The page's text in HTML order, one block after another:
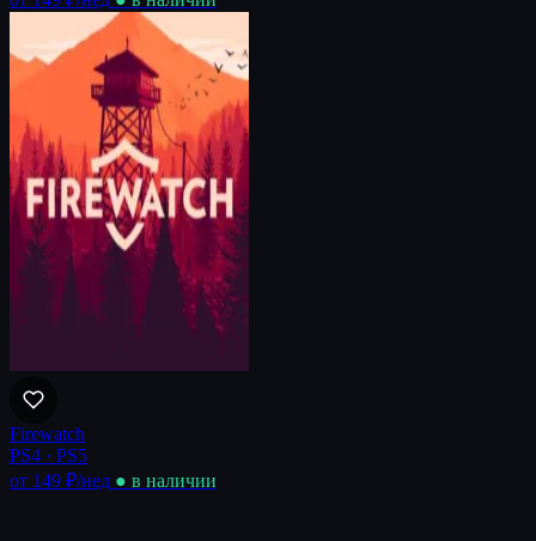
Firewatch
PS4 · PS5
от 149 ₽/нед ● в наличии